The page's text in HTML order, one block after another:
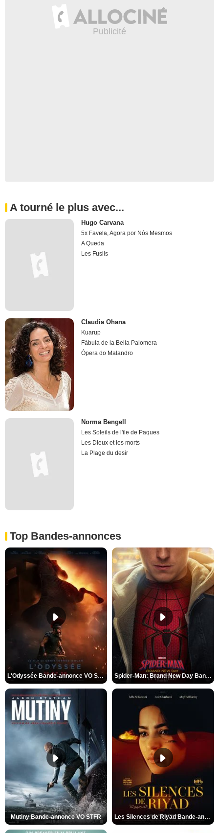
A tourné le plus avec...
Hugo Carvana
5x Favela, Agora por Nós Mesmos
A Queda
Les Fusils
Claudia Ohana
Kuarup
Fábula de la Bella Palomera
Ópera do Malandro
Norma Bengell
Les Soleils de l'ile de Paques
Les Dieux et les morts
La Plage du desir
Top Bandes-annonces
L'Odyssée Bande-annonce VO STFR Spider-Man: Brand New Day Bande-annonce VO STFR
Mutiny Bande-annonce VO STFR Les Silences de Riyad Bande-annonce VO STFR